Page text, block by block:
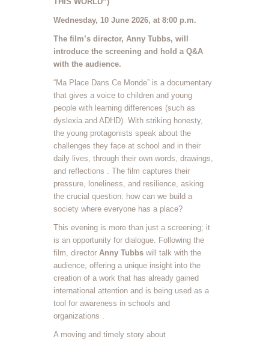
Wednesday, 10 June 2026, at 8:00 p.m.
The film’s director, Anny Tubbs, will
introduce the screening and hold a Q&A
with the audience.
“Ma Place Dans Ce Monde” is a documentary
that gives a voice to children and young
people with learning differences (such as
dyslexia and ADHD). With striking honesty,
the young protagonists speak about the
challenges they face at school and in their
daily lives, through their own words, drawings,
and reflections . The film captures their
pressure, loneliness, and resilience, asking
the crucial question: how can we build a
society where everyone has a place?
This evening is more than just a screening; it
is an opportunity for dialogue. Following the
film, director Anny Tubbs will talk with the
audience, offering a unique insight into the
creation of a work that has already gained
international attention and is being used as a
tool for awareness in schools and
organizations .
A moving and timely story about